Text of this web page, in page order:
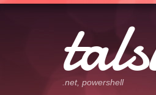
.net, powershell